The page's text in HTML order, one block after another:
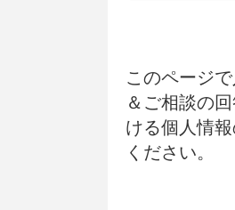
このページ
＆ご相談の
ける個人情
ください。